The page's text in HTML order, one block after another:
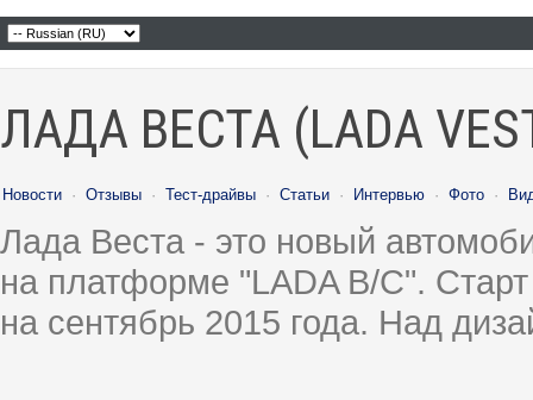
ЛАДА ВЕСТА (LADA
Новости · Отзывы · Тест-драйвы · Статьи · Интервью · Фото ·
Лада Веста - это новый
на платформе "LADA B/C".
на сентябрь 2015 года. Над